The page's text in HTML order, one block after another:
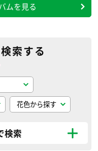
ムを見る
索する
検索